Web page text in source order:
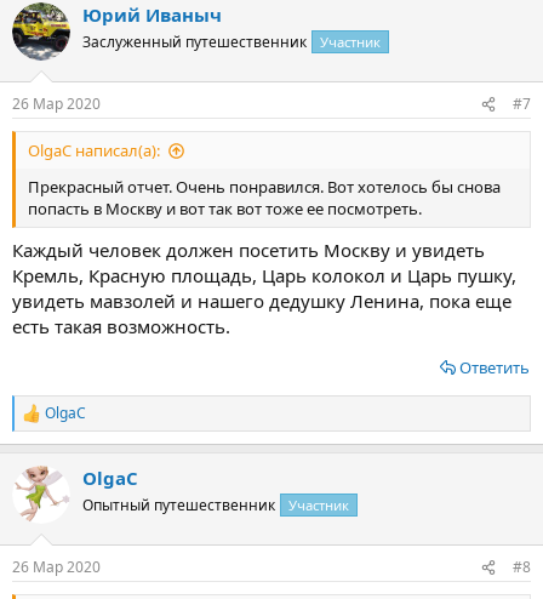
к
ц
и
Юрий Иваныч
Заслуженный путешественник Участник
26 Мар 2020 #7
OlgaС написал(а):
Прекрасный отчет. Очень понравился. Вот хотелось бы снова
попасть в Москву и вот так вот тоже ее посмотреть.
Каждый человек должен посетить Москву и увидеть
Кремль, Красную площадь, Царь колокол и Царь пушку,
увидеть мавзолей и нашего дедушку Ленина, пока еще
есть такая возможность.
Ответить
Р
е
к
ц
и
OlgaС
OlgaС
Опытный путешественник Участник
26 Мар 2020 #8